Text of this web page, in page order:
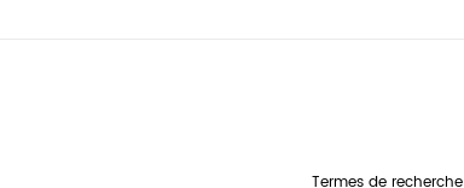
Termes de recherche